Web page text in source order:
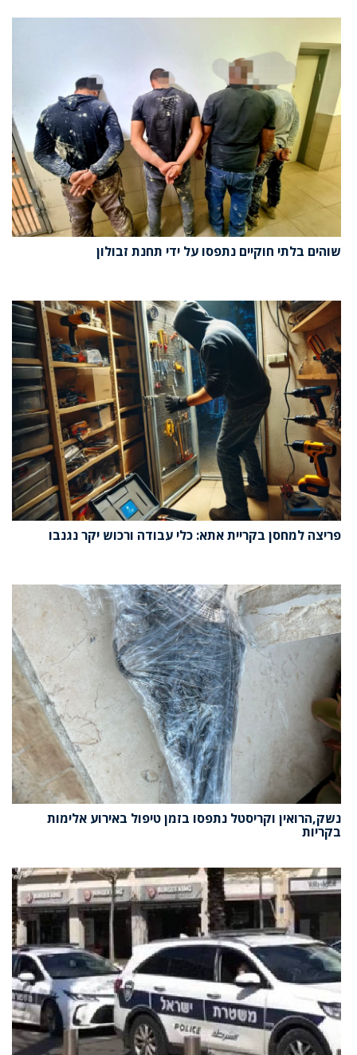
שוהים בלתי חוקיים נתפסו על ידי תחנת זבולון
פריצה למחסן בקריית אתא: כלי עבודה ורכוש יקר נגנבו
נשק,הרואין וקריסטל נתפסו בזמן טיפול באירוע אלימות
בקריות